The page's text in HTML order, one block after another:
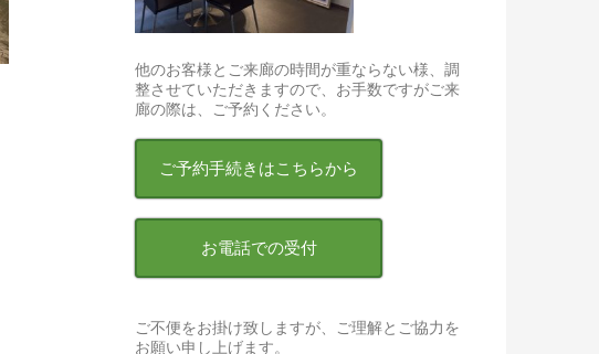
他のお客様とご来廊の時間が重ならない様、調
整させていただきますので、お手数ですがご来
廊の際は、ご予約ください。
ご予約手続きはこちらから
お電話での受付
ご不便をお掛け致しますが、ご理解とご協力を
お願い申し上げます。